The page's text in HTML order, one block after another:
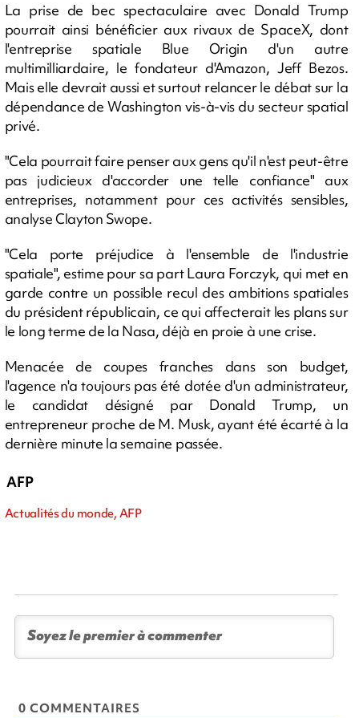
La prise de bec spectaculaire avec Donald Trump
pourrait ainsi bénéficier aux rivaux de SpaceX, dont
l'entreprise spatiale Blue Origin d'un autre
multimilliardaire, le fondateur d'Amazon, Jeff Bezos.
Mais elle devrait aussi et surtout relancer le débat sur la
dépendance de Washington vis-à-vis du secteur spatial
privé.
"Cela pourrait faire penser aux gens qu'il n'est peut-être
pas judicieux d'accorder une telle confiance" aux
entreprises, notamment pour ces activités sensibles,
analyse Clayton Swope.
"Cela porte préjudice à l'ensemble de l'industrie
spatiale", estime pour sa part Laura Forczyk, qui met en
garde contre un possible recul des ambitions spatiales
du président républicain, ce qui affecterait les plans sur
le long terme de la Nasa, déjà en proie à une crise.
Menacée de coupes franches dans son budget,
l'agence n'a toujours pas été dotée d'un administrateur,
le candidat désigné par Donald Trump, un
entrepreneur proche de M. Musk, ayant été écarté à la
dernière minute la semaine passée.
AFP
Actualités du monde, AFP
0 COMMENTAIRES